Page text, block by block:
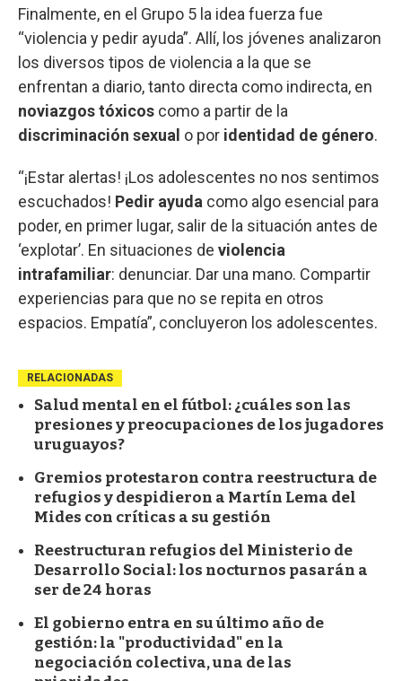
Finalmente, en el Grupo 5 la idea fuerza fue
“violencia y pedir ayuda”. Allí, los jóvenes analizaron
los diversos tipos de violencia a la que se
enfrentan a diario, tanto directa como indirecta, en
noviazgos tóxicos como a partir de la
discriminación sexual o por identidad de género.
“¡Estar alertas! ¡Los adolescentes no nos sentimos
escuchados! Pedir ayuda como algo esencial para
poder, en primer lugar, salir de la situación antes de
‘explotar’. En situaciones de violencia
intrafamiliar: denunciar. Dar una mano. Compartir
experiencias para que no se repita en otros
espacios. Empatía”, concluyeron los adolescentes.
RELACIONADAS
Salud mental en el fútbol: ¿cuáles son las
presiones y preocupaciones de los jugadores
uruguayos?
Gremios protestaron contra reestructura de
refugios y despidieron a Martín Lema del
Mides con críticas a su gestión
Reestructuran refugios del Ministerio de
Desarrollo Social: los nocturnos pasarán a
ser de 24 horas
El gobierno entra en su último año de
gestión: la "productividad" en la
negociación colectiva, una de las